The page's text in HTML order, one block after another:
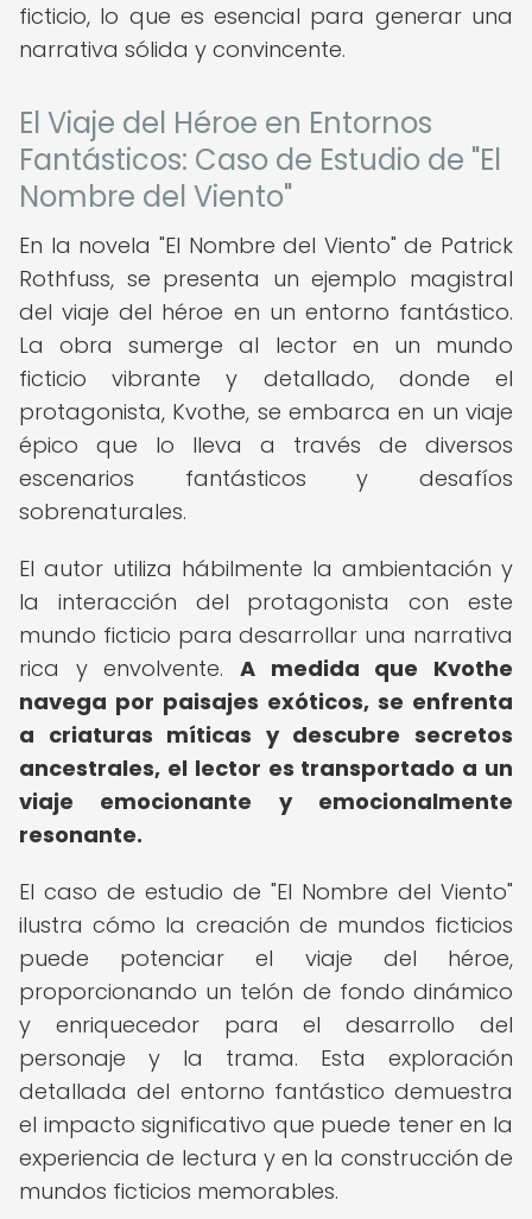
ficticio, lo que es esencial para generar una
narrativa sólida y convincente.
El Viaje del Héroe en Entornos
Fantásticos: Caso de Estudio de "El
Nombre del Viento"
En la novela "El Nombre del Viento" de Patrick
Rothfuss, se presenta un ejemplo magistral
del viaje del héroe en un entorno fantástico.
La obra sumerge al lector en un mundo
ficticio vibrante y detallado, donde el
protagonista, Kvothe, se embarca en un viaje
épico que lo lleva a través de diversos
escenarios fantásticos y desafíos
sobrenaturales.
El autor utiliza hábilmente la ambientación y
la interacción del protagonista con este
mundo ficticio para desarrollar una narrativa
rica y envolvente. A medida que Kvothe
navega por paisajes exóticos, se enfrenta
a criaturas míticas y descubre secretos
ancestrales, el lector es transportado a un
viaje emocionante y emocionalmente
resonante.
El caso de estudio de "El Nombre del Viento"
ilustra cómo la creación de mundos ficticios
puede potenciar el viaje del héroe,
proporcionando un telón de fondo dinámico
y enriquecedor para el desarrollo del
personaje y la trama. Esta exploración
detallada del entorno fantástico demuestra
el impacto significativo que puede tener en la
experiencia de lectura y en la construcción de
mundos ficticios memorables.